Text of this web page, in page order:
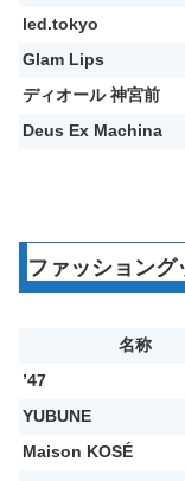
led.tokyo
Glam Lips
ディオール 神宮前
Deus Ex Machina
ファッショング
名称
ʼ47
YUBUNE
Maison KOSÉ